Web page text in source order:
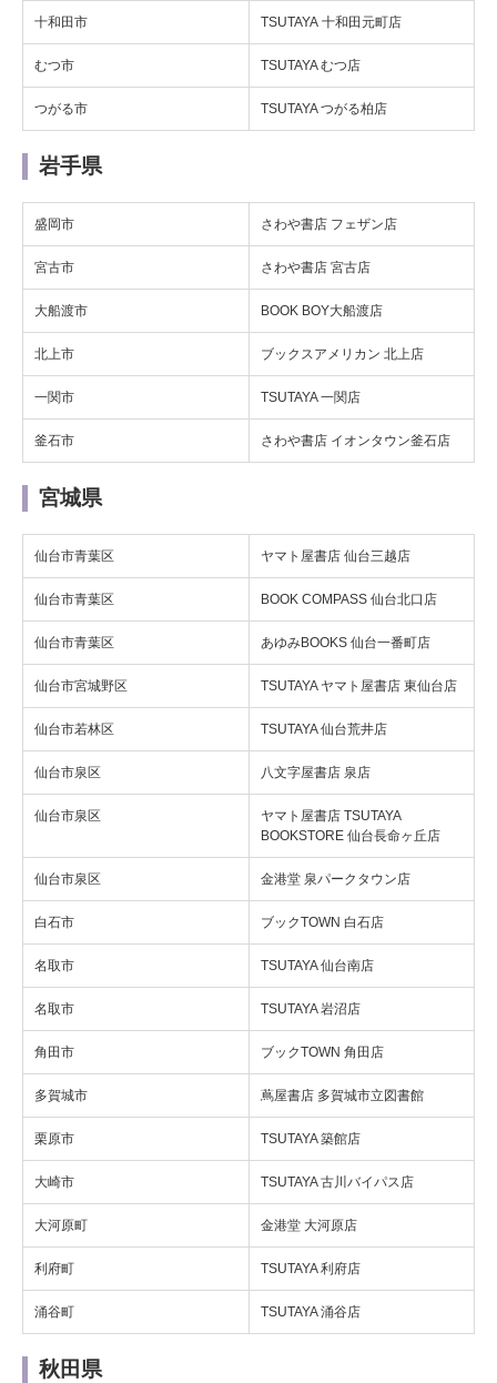
十和田市 TSUTAYA 十和田元町店
むつ市 TSUTAYA むつ店
つがる市 TSUTAYA つがる柏店
岩手県
盛岡市 さわや書店 フェザン店
宮古市 さわや書店 宮古店
大船渡市 BOOK BOY大船渡店
北上市 ブックスアメリカン 北上店
一関市 TSUTAYA 一関店
釜石市 さわや書店 イオンタウン釜石店
宮城県
仙台市青葉区 ヤマト屋書店 仙台三越店
仙台市青葉区 BOOK COMPASS 仙台北口店
仙台市青葉区 あゆみBOOKS 仙台一番町店
仙台市宮城野区 TSUTAYA ヤマト屋書店 東仙台店
仙台市若林区 TSUTAYA 仙台荒井店
仙台市泉区 八文字屋書店 泉店
仙台市泉区
ヤマト屋書店 TSUTAYA
BOOKSTORE 仙台長命ヶ丘店
仙台市泉区 金港堂 泉パークタウン店
白石市 ブックTOWN 白石店
名取市 TSUTAYA 仙台南店
名取市 TSUTAYA 岩沼店
角田市 ブックTOWN 角田店
多賀城市 蔦屋書店 多賀城市立図書館
栗原市 TSUTAYA 築館店
大崎市 TSUTAYA 古川バイパス店
大河原町 金港堂 大河原店
利府町 TSUTAYA 利府店
涌谷町 TSUTAYA 涌谷店
秋田県